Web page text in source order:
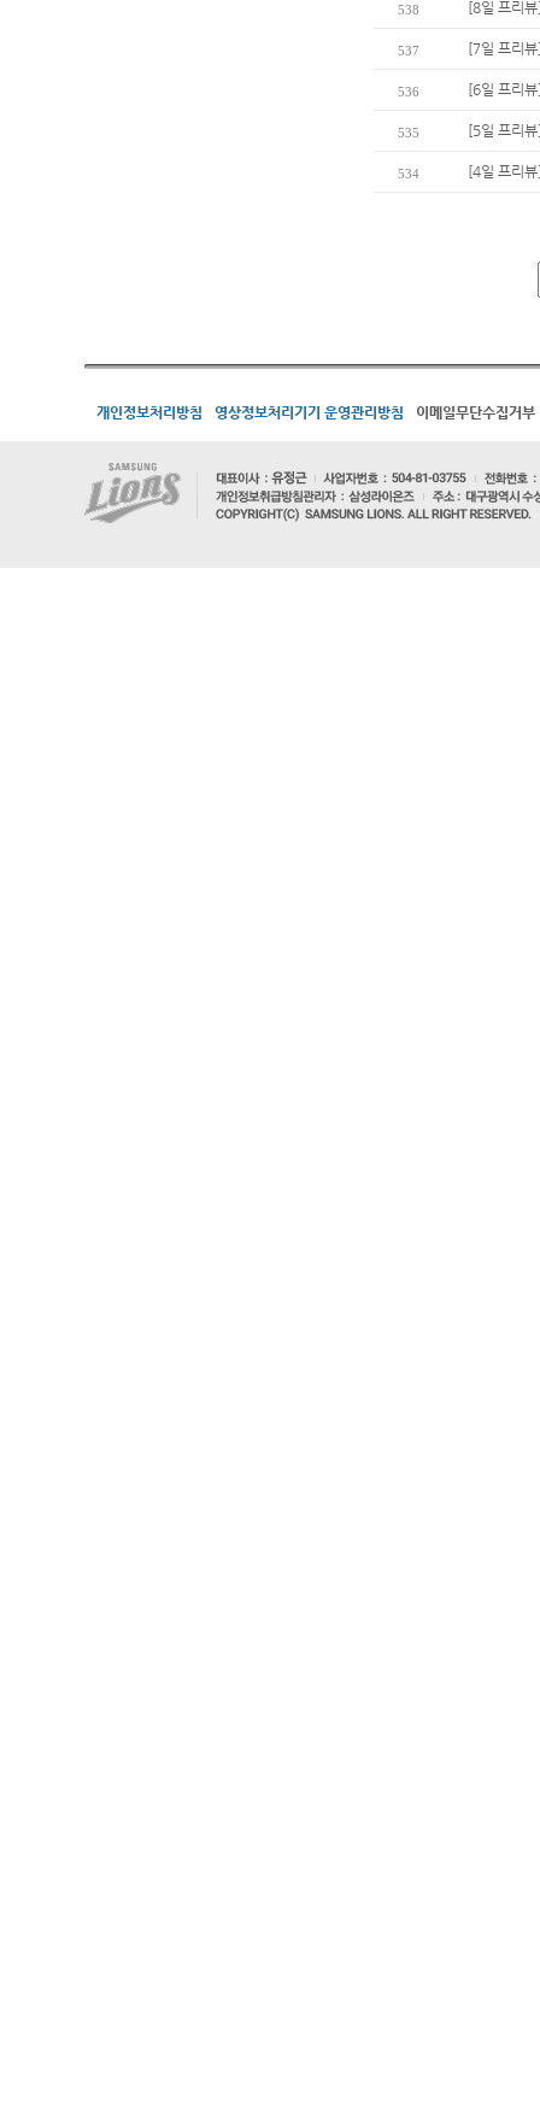
538 [8일 프리
537 [7일 프리
536 [6일 프리
535 [5일 프리
534 [4일 프리
개인정보처리방침 영상정보처리기기 운영관리방침 이메일무단수집거부